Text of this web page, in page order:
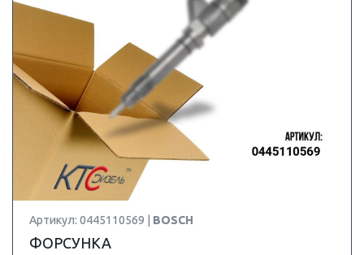
Артикул: 0445110569 | BOSCH
ФОРСУНКА